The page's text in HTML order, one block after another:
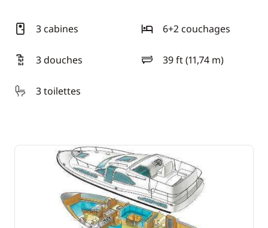
3 cabines 6+2 couchages
3 douches 39 ft (11,74 m)
longueur
3 toilettes